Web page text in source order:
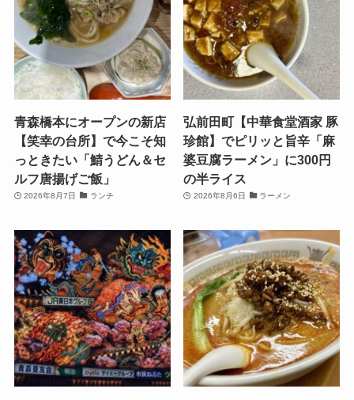
青森橋本にオープンの新店
【笑幸の台所】で今こそ知
っときたい「鯖うどん＆セ
ルフ唐揚げご飯」
2026年8月7日 ランチ
弘前田町【中華食堂酒家 豚
珍館】でピリッと旨辛「麻
婆豆腐ラーメン」に300円
の半ライス
2026年8月6日 ラーメン